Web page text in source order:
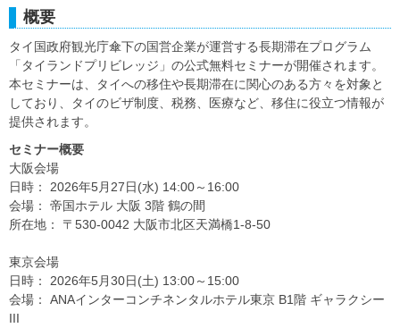
概要
タイ国政府観光庁傘下の国営企業が運営する長期滞在プログラム
「タイランドプリビレッジ」の公式無料セミナーが開催されます。
本セミナーは、タイへの移住や長期滞在に関心のある方々を対象と
しており、タイのビザ制度、税務、医療など、移住に役立つ情報が
提供されます。
セミナー概要
大阪会場
日時： 2026年5月27日(水) 14:00～16:00
会場： 帝国ホテル 大阪 3階 鶴の間
所在地： 〒530-0042 大阪市北区天満橋1-8-50
東京会場
日時： 2026年5月30日(土) 13:00～15:00
会場： ANAインターコンチネンタルホテル東京 B1階 ギャラクシー
III